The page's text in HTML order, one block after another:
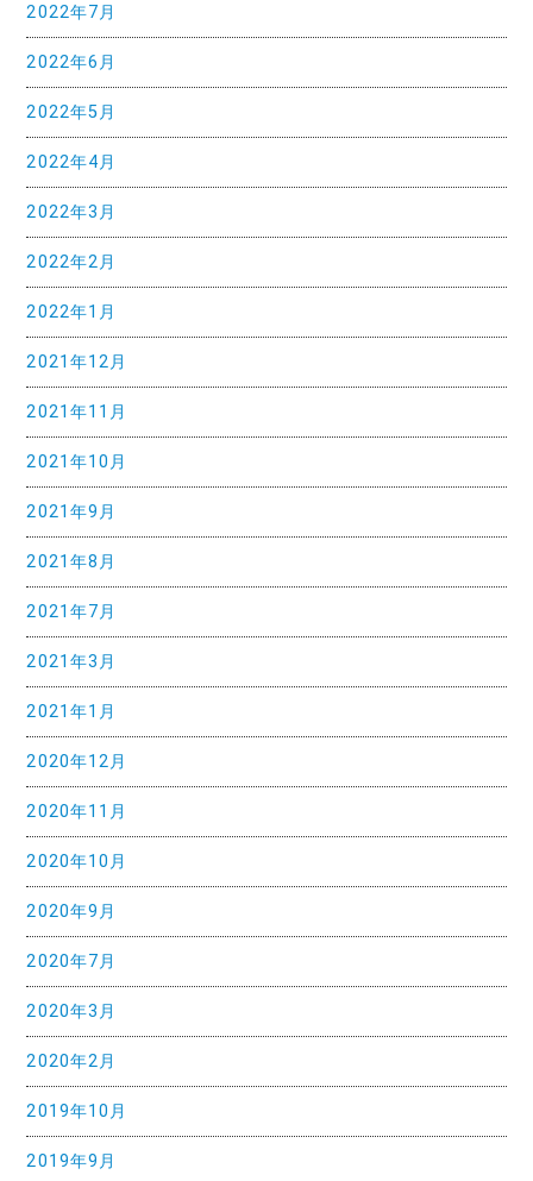
2022年7月
2022年6月
2022年5月
2022年4月
2022年3月
2022年2月
2022年1月
2021年12月
2021年11月
2021年10月
2021年9月
2021年8月
2021年7月
2021年3月
2021年1月
2020年12月
2020年11月
2020年10月
2020年9月
2020年7月
2020年3月
2020年2月
2019年10月
2019年9月